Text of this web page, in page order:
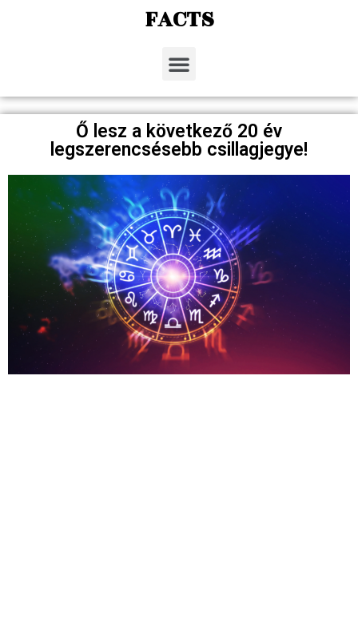
FACTS
Ő lesz a következő 20 év
legszerencsésebb csillagjegye!